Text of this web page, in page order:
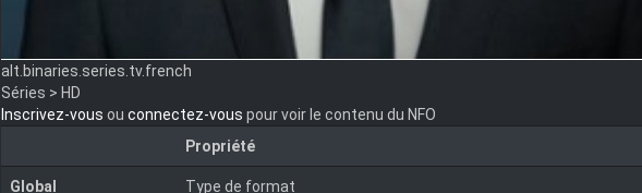
alt.binaries.series.tv.french
Séries > HD
Inscrivez-vous ou connectez-vous pour voir le contenu du NFO
Propriété
Global Type de format